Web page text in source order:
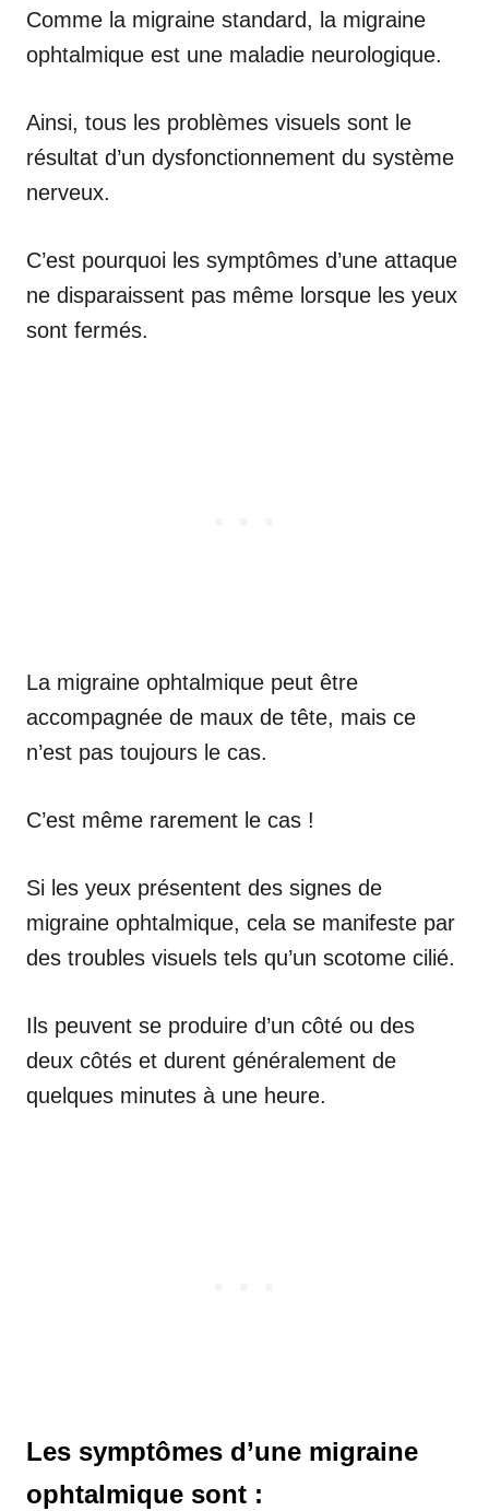
Comme la migraine standard, la migraine
ophtalmique est une maladie neurologique.
Ainsi, tous les problèmes visuels sont le
résultat d’un dysfonctionnement du système
nerveux.
C’est pourquoi les symptômes d’une attaque
ne disparaissent pas même lorsque les yeux
sont fermés.
La migraine ophtalmique peut être
accompagnée de maux de tête, mais ce
n’est pas toujours le cas.
C’est même rarement le cas !
Si les yeux présentent des signes de
migraine ophtalmique, cela se manifeste par
des troubles visuels tels qu’un scotome cilié.
Ils peuvent se produire d’un côté ou des
deux côtés et durent généralement de
quelques minutes à une heure.
Les symptômes d’une migraine
ophtalmique sont :